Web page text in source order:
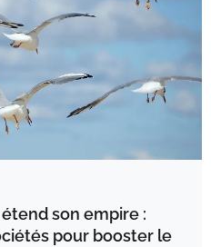
son empire :
pour booster le